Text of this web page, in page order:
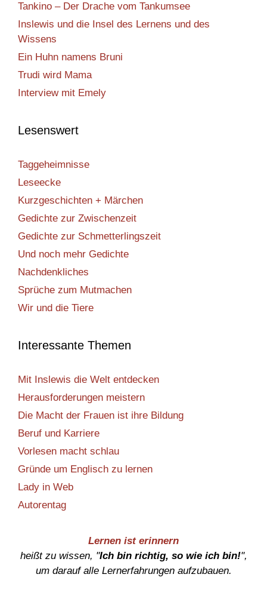
Tankino – Der Drache vom Tankumsee
Inslewis und die Insel des Lernens und des
Wissens
Ein Huhn namens Bruni
Trudi wird Mama
Interview mit Emely
Lesenswert
Taggeheimnisse
Leseecke
Kurzgeschichten + Märchen
Gedichte zur Zwischenzeit
Gedichte zur Schmetterlingszeit
Und noch mehr Gedichte
Nachdenkliches
Sprüche zum Mutmachen
Wir und die Tiere
Interessante Themen
Mit Inslewis die Welt entdecken
Herausforderungen meistern
Die Macht der Frauen ist ihre Bildung
Beruf und Karriere
Vorlesen macht schlau
Gründe um Englisch zu lernen
Lady in Web
Autorentag
Lernen ist erinnern
heißt zu wissen, "Ich bin richtig, so wie ich bin!",
um darauf alle Lernerfahrungen aufzubauen.